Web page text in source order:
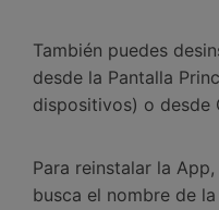
También puedes
desde la Pantalla
dispositivos) o desde
Para reinstalar la
busca el nombre de